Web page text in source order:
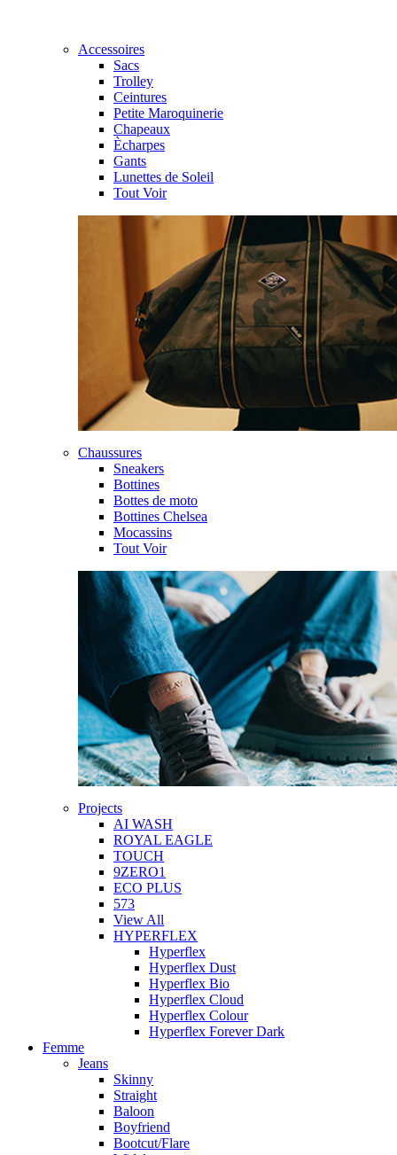
Accessoires
Sacs
Trolley
Ceintures
Petite Maroquinerie
Chapeaux
Ècharpes
Gants
Lunettes de Soleil
Tout Voir
Chaussures
Sneakers
Bottines
Bottes de moto
Bottines Chelsea
Mocassins
Tout Voir
Projects
AI WASH
ROYAL EAGLE
TOUCH
9ZERO1
ECO PLUS
573
View All
HYPERFLEX
Hyperflex
Hyperflex Dust
Hyperflex Bio
Hyperflex Cloud
Hyperflex Colour
Hyperflex Forever Dark
Femme
Jeans
Skinny
Straight
Baloon
Boyfriend
Bootcut/Flare